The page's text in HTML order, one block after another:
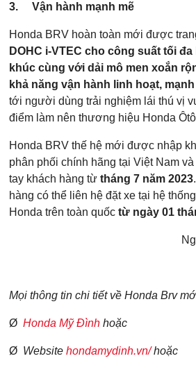
3. Vận hành mạnh mẽ
Honda BRV hoàn toàn mới được
DOHC i-VTEC cho công suất tối
khúc cùng với dải mô men xoắn
khả năng vận hành linh hoạt,
tới người dùng trải nghiệm lái thú vị
điểm làm nên thương hiệu Honda
Honda BRV thế hệ mới được nhập
phân phối chính hãng tại Việt Nam
tay khách hàng từ tháng 7 năm 2023
hàng có thể liên hệ đặt xe tại hệ
Honda trên toàn quốc từ ngày 01
Mọi thông tin chi tiết về Honda Brv
Ø Honda Mỹ Đình hoặc
Ø Website hondamydinh.vn/ hoặc